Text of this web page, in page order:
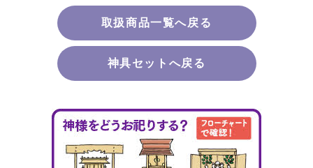
取扱商品一覧へ戻る
神具セットへ戻る